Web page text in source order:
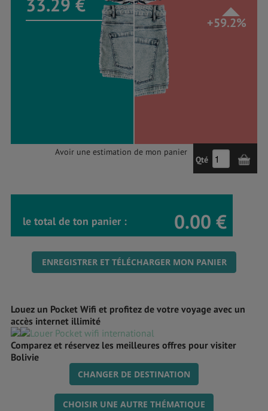
33.29 €
+59.2%
Avoir une estimation de mon panier
Qté
le total de ton panier : 0.00 €
ENREGISTRER ET TÉLÉCHARGER MON PANIER
Louez un Pocket Wifi et profitez de votre voyage avec un
accès internet illimité
Comparez et réservez les meilleures offres pour visiter
Bolivie
CHANGER DE DESTINATION
CHOISIR UNE AUTRE THÉMATIQUE